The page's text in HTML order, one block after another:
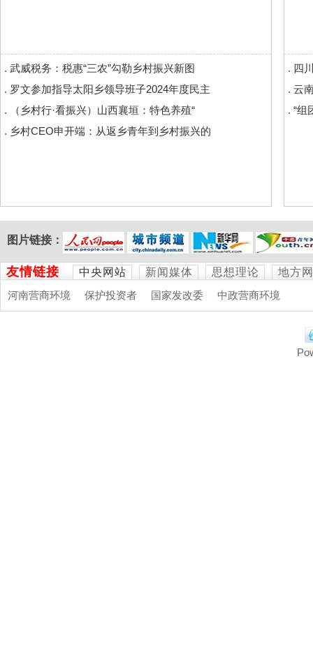
. 武威税务：税惠“三农”勾勒乡村振兴新图
. 罗文参加指导太阳乡领导班子2024年度民主
.
（乡村行·看振兴）山西襄垣：特色养殖“
. 乡村CEO申开端：从返乡青年到乡村振兴的
. 四
. 云
. “组
图片链接：
友情链接 中央网站 新闻媒体 思想理论
地方
河南营商环境
保护投资者 国家发改委 中政营商环境